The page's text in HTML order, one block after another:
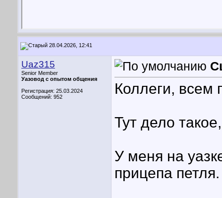
28.04.2026, 12:41
Uaz315
Senior Member
Уазовод с опытом общения
Регистрация: 25.03.2024
Сообщений: 952
Коллеги, всем
Тут дело
У меня на
прицепа петля.